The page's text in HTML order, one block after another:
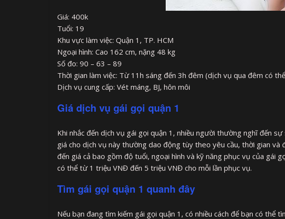
Giá: 400k
Tuổi: 19
Khu vực làm việc: Quận 1, TP. HCM
Ngoại hình: Cao 162 cm, nặng 48 kg
Số đo: 90 – 63 – 89
Thời gian làm việc: Từ 11h sáng đến 3h đêm (dịch vụ qua đêm có
Dịch vụ cung cấp: Vét máng, BJ, hôn môi
Giá dịch vụ gái gọi quận 1
Khi nhắc đến dịch vụ gái gọi quận 1, nhiều người thường nghĩ đến
giá cho dịch vụ này thường dao động tùy theo yêu cầu, thời gian
đến giá cả bao gồm độ tuổi, ngoại hình và kỹ năng phục vụ của gái
có thể từ 1 triệu VNĐ đến 5 triệu VNĐ cho mỗi lần phục vụ.
Tìm gái gọi quận 1 quanh đây
Nếu bạn đang tìm kiếm gái gọi quận 1, có nhiều cách để bạn có thể